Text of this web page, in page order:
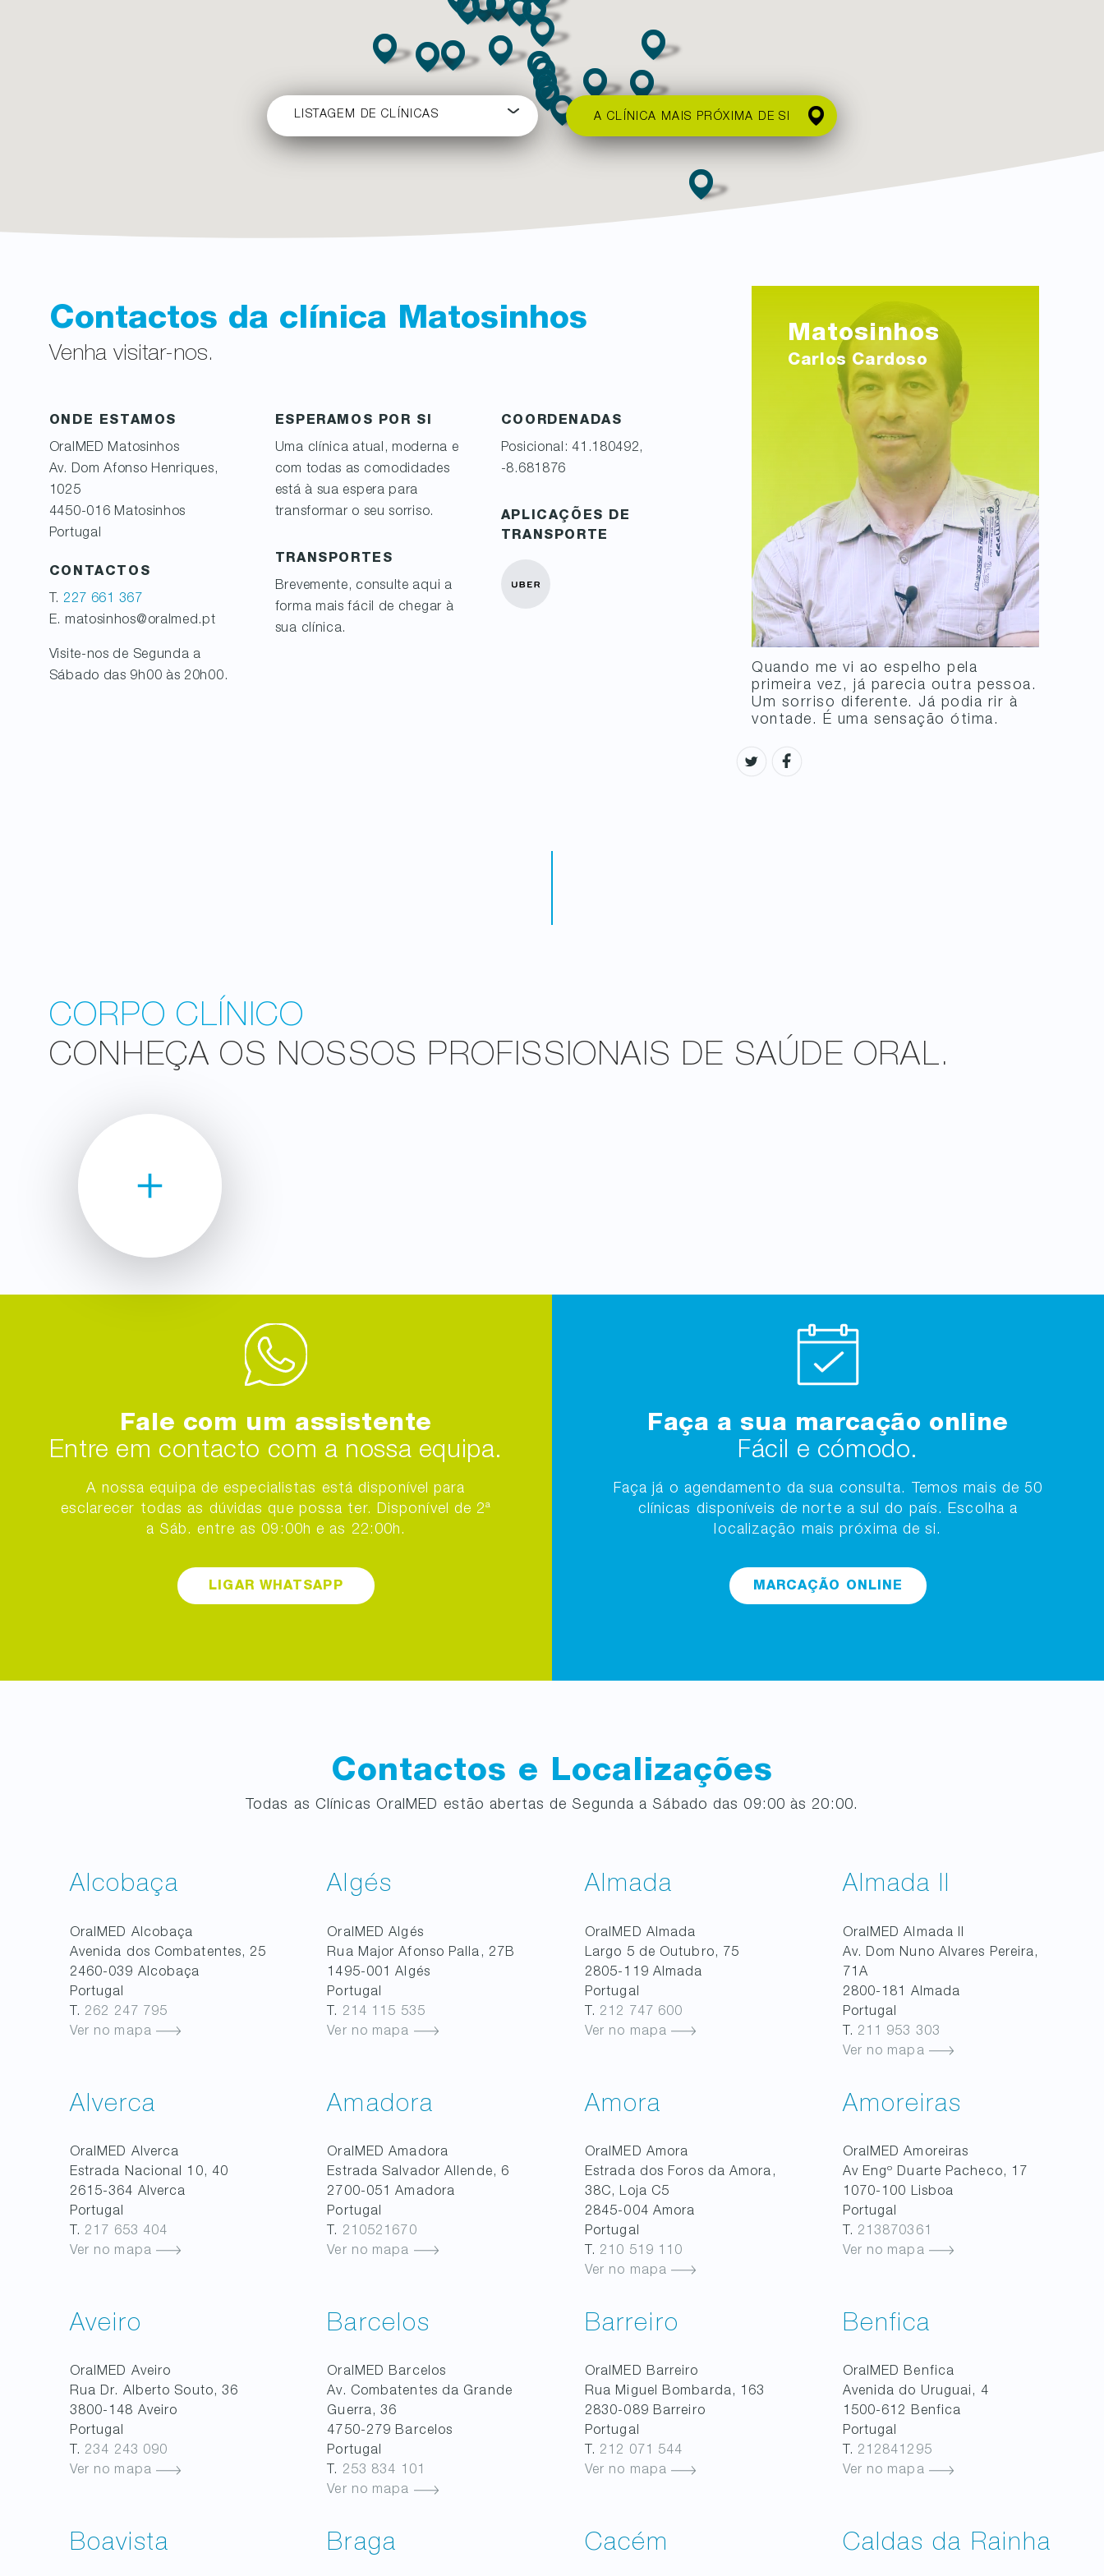
LISTAGEM DE CLÍNICAS A CLÍNICA MAIS PRÓXIMA DE SI
Contactos da clínica Matosinhos
Venha visitar-nos.
ONDE ESTAMOS
OralMED Matosinhos
Av. Dom Afonso Henriques,
1025
4450-016 Matosinhos
Portugal
CONTACTOS
T. 227 661 367
E. matosinhos@oralmed.pt
Visite-nos de Segunda a
Sábado das 9h00 às 20h00.
ESPERAMOS POR SI
Uma clínica atual, moderna e
com todas as comodidades
está à sua espera para
transformar o seu sorriso.
TRANSPORTES
Brevemente, consulte aqui a
forma mais fácil de chegar à
sua clínica.
COORDENADAS
Posicional: 41.180492,
-8.681876
APLICAÇÕES DE
TRANSPORTE
Matosinhos
Carlos Cardoso
Quando me vi ao espelho pela
primeira vez, já parecia outra pessoa.
Um sorriso diferente. Já podia rir à
vontade. É uma sensação ótima.
CORPO CLÍNICO
CONHEÇA OS NOSSOS PROFISSIONAIS DE SAÚDE ORAL.
Fale com um assistente
Entre em contacto com a nossa equipa.
A nossa equipa de especialistas está disponível para
esclarecer todas as dúvidas que possa ter. Disponível de 2ª
a Sáb. entre as 09:00h e as 22:00h.
LIGAR WHATSAPP
Faça a sua marcação online
Fácil e cómodo.
Faça já o agendamento da sua consulta. Temos mais de 50
clínicas disponíveis de norte a sul do país. Escolha a
localização mais próxima de si.
MARCAÇÃO ONLINE
Contactos e Localizações
Todas as Clínicas OralMED estão abertas de Segunda a Sábado das 09:00 às 20:00.
Alcobaça
OralMED Alcobaça
Avenida dos Combatentes, 25
2460-039 Alcobaça
Portugal
T. 262 247 795
Ver no mapa
Algés
OralMED Algés
Rua Major Afonso Palla, 27B
1495-001 Algés
Portugal
T. 214 115 535
Ver no mapa
Almada
OralMED Almada
Largo 5 de Outubro, 75
2805-119 Almada
Portugal
T. 212 747 600
Ver no mapa
Almada II
OralMED Almada II
Av. Dom Nuno Alvares Pereira,
71A
2800-181
Almada
Portugal
T. 211 953 303
Ver no mapa
Alverca
OralMED Alverca
Estrada Nacional 10, 40
2615-364 Alverca
Portugal
T. 217 653 404
Ver no mapa
Amadora
OralMED Amadora
Estrada Salvador Allende, 6
2700-051 Amadora
Portugal
T. 210521670
Ver no mapa
Amora
OralMED Amora
Estrada dos Foros da Amora,
38C, Loja C5
2845-004 Amora
Portugal
T. 210 519 110
Ver no mapa
Amoreiras
OralMED Amoreiras
Av Engº Duarte Pacheco, 17
1070-100 Lisboa
Portugal
T. 213870361
Ver no mapa
Aveiro
OralMED Aveiro
Rua Dr. Alberto Souto, 36
3800-148 Aveiro
Portugal
T. 234 243 090
Ver no mapa
Barcelos
OralMED Barcelos
Av. Combatentes da Grande
Guerra, 36
4750-279 Barcelos
Portugal
T. 253 834 101
Ver no mapa
Barreiro
OralMED Barreiro
Rua Miguel Bombarda, 163
2830-089 Barreiro
Portugal
T. 212 071 544
Ver no mapa
Benfica
OralMED Benfica
Avenida do Uruguai, 4
1500-612 Benfica
Portugal
T. 212841295
Ver no mapa
Boavista Braga Cacém Caldas da Rainha